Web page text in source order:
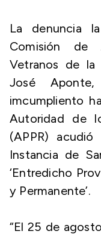
La denuncia
Comisión de
Vetranos de la
José
imcumpliento
Autoridad de
(APPR)
Instancia de
‘Entredicho
y Permanente’.
“El 25 de